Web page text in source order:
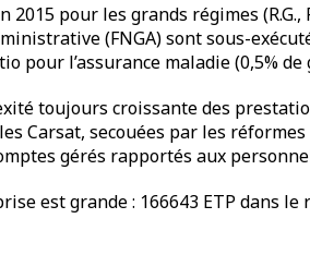
2015 pour les grands régimes
(FNGA) sont sous-
pour l’assurance maladie (0,5%
toujours croissante des
Carsat, secouées par les
gérés rapportés aux
est grande : 166643 ETP dans